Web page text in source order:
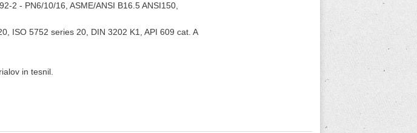
2 - PN6/10/16, ASME/ANSI B16.5 ANSI150,
ISO 5752 series 20, DIN 3202 K1, API 609 cat. A
in tesnil.